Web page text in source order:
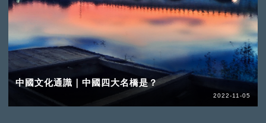
中國文化通識｜中國四大名橋是？
2022-11-05